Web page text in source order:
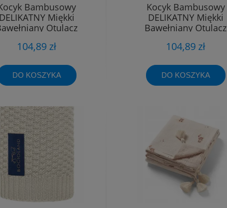
Bambusowy
Miękki
Otulacz
104,89 zł
DO KOSZYKA
Kocyk Bambusowy
DELIKATNY Miękki
Bawełniany Otulacz
104,89 zł
DO KOSZYKA